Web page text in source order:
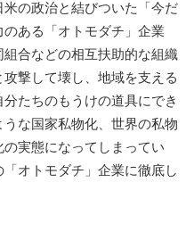
の政治と結びついた「今だ
ある「オトモダチ」企業
合などの相互扶助的な組織
撃して壊し、地域を支える
たちのもうけの道具にでき
な国家私物化、世界の私物
実態になってしまってい
オトモダチ」企業に徹底し